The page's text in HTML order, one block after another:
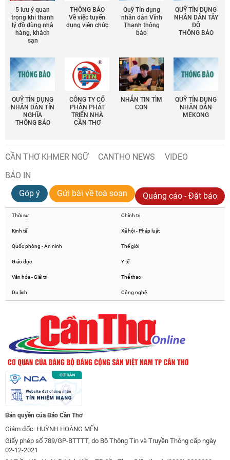
5 lưu ý quan
trọng khi thanh
lý đồ dùng nhà
hàng, khách
sạn
THÔNG BÁO
Về việc tuyển
dụng viên chức
Quỹ Tín dụng
nhân dân Vĩnh
Thạnh thông
báo
QUỸ TÍN DỤNG
NHÂN DÂN TÂY
ĐÔ
THÔNG BÁO
QUỸ TÍN DỤNG
NHÂN DÂN TÍN
NGHĨA
THÔNG BÁO
CÔNG TY CỔ
PHẦN PHÁT
TRIỂN NHÀ
CẦN THƠ
NHẮN TIN TÌM
CON
QUỸ TÍN DỤNG
NHÂN DÂN
MEKONG
CẦN THƠ KHMER NGỮ CANTHO NEWS
VIDEO
BÁO IN
Góp ý
Gửi bài về toà soạn Quảng cáo - Đặt báo
Thời sự Chính trị
Kinh tế Xã hội - Pháp luật
Quốc phòng - An ninh Thế giới
Giáo dục Y tế
Văn hóa - Giải trí Thể thao
Du lịch Công nghệ
Bản quyền của Báo Cần Thơ
Giám đốc: HUỲNH HOÀNG MẾN
Giấy phép số 789/GP-BTTTT, do Bộ Thông Tin và Truyền Thông cấp ngày
02-12-2021